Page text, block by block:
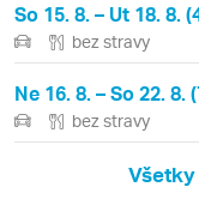
So 15. 8. – Ut 18. 8.
bez stravy
Ne 16. 8. – So 22. 8.
bez stravy